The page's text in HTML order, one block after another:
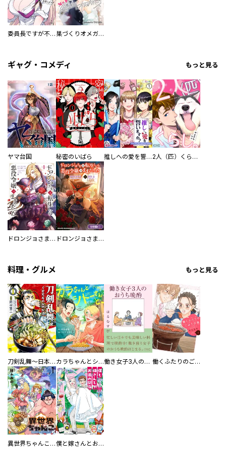
委員長ですが不良になるほど恋してます！ 巣づくりオメガバース
ギャグ・コメディ もっと見る
ヤマ台国 秘密のいばら 推しへの愛を誓いますか？～アラサー女子、推しは逃げぬが人生逃げる～ 2人（匹）くらし。
ドロンジョさまは転生しても悪役令嬢のままだった ドロンジョさまは転生しても悪役令嬢のままだった【分冊版】
料理・グルメ もっと見る
刀剣乱舞～日本号つれづれ酒～ カラちゃんとシトーさんと、 【分冊版】 働き女子3人のおうち晩酌 働くふたりのごほうび飯
異世界ちゃんこ～横綱目前に召喚されたんだが～ 【連載版】 僕と嫁さんとお酒の関係